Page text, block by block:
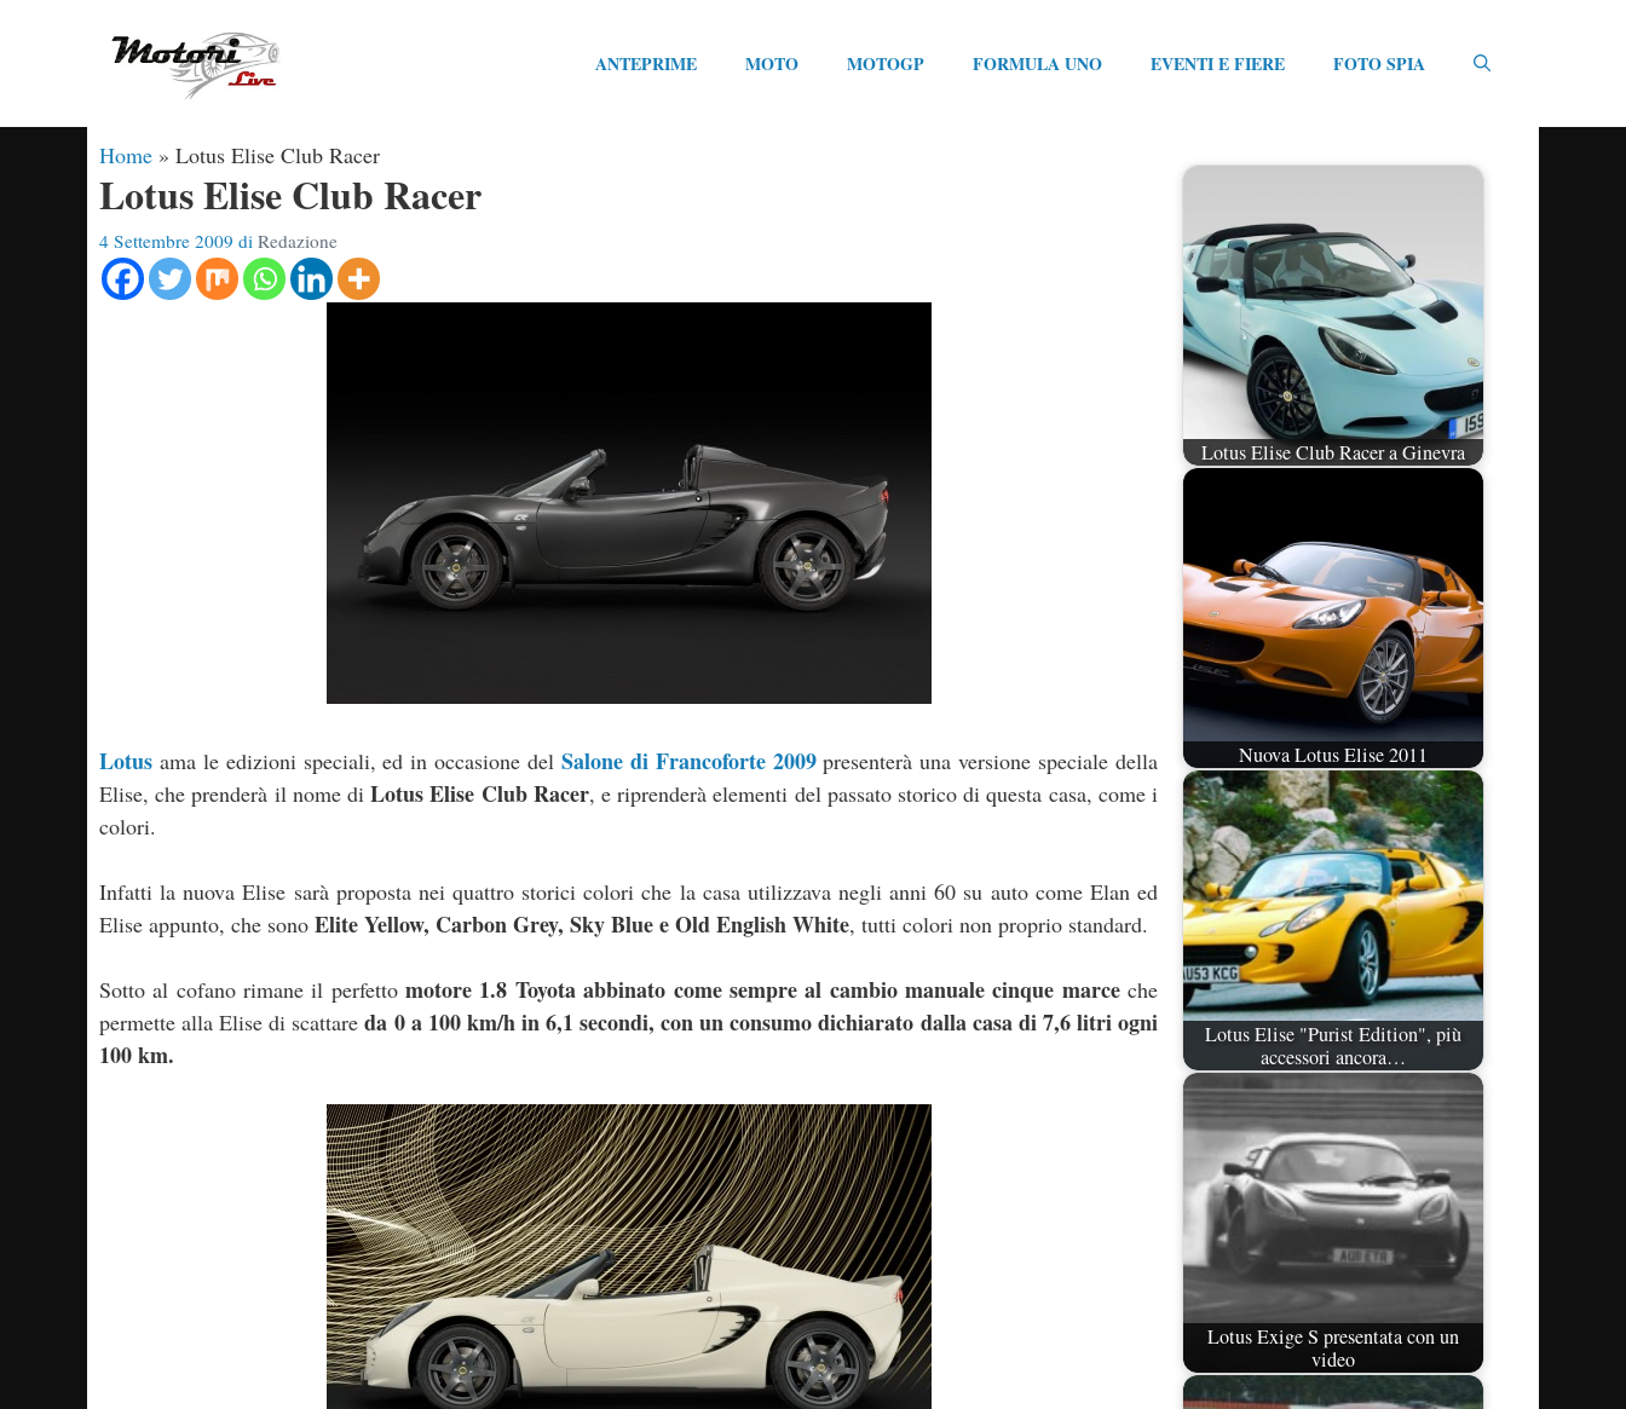
ANTEPRIME MOTO MOTOGP FORMULA UNO EVENTI E FIERE FOTO SPIA
Home » Lotus Elise Club Racer
Lotus Elise Club Racer
4 Settembre 2009 di Redazione
Lotus ama le edizioni speciali, ed in occasione del Salone di Francoforte 2009presenterà una versione speciale della
Elise, che prenderà il nome diLotus Elise Club Racer, e riprenderà elementi del passato storico di questa casa, come i
colori.
Infatti la nuova Elise sarà proposta nei quattro storici colori che la casa utilizzava negli anni 60 su auto come Elan ed
Elise appunto, che sono Elite Yellow, Carbon Grey, Sky Blue e Old English White, tutti colori non proprio standard.
Sotto al cofano rimane il perfettomotore 1.8 Toyota abbinato come sempre al cambio manuale cinque marceche
permette alla Elise di scattareda 0 a 100 km/h in 6,1 secondi, con un consumo dichiarato dalla casa di 7,6 litri ogni
100 km.
Lotus Elise Club Racer a Ginevra
Nuova Lotus Elise 2011
Lotus Elise "Purist Edition", più
accessori ancora…
Lotus Exige S presentata con un
video